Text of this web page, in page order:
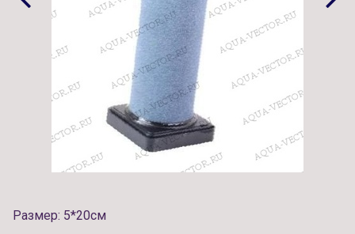
Размер: 5*20см